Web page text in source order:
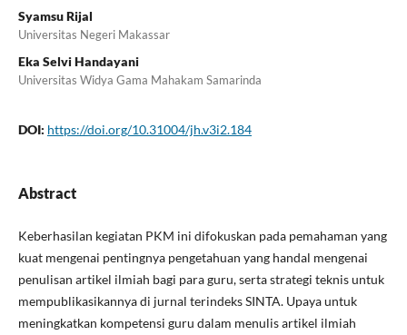
Syamsu Rijal
Universitas Negeri Makassar
Eka Selvi Handayani
Universitas Widya Gama Mahakam Samarinda
DOI: https://doi.org/10.31004/jh.v3i2.184
Abstract
Keberhasilan kegiatan PKM ini difokuskan pada pemahaman yang
kuat mengenai pentingnya pengetahuan yang handal mengenai
penulisan artikel ilmiah bagi para guru, serta strategi teknis untuk
mempublikasikannya di jurnal terindeks SINTA. Upaya untuk
meningkatkan kompetensi guru dalam menulis artikel ilmiah